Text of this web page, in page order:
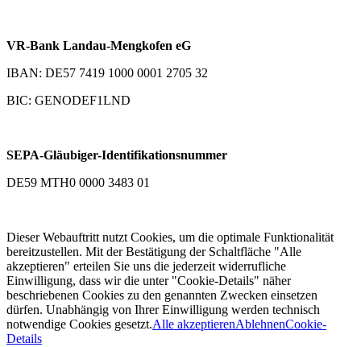
VR-Bank Landau-Mengkofen eG
IBAN: DE57 7419 1000 0001 2705 32
BIC: GENODEF1LND
SEPA-Gläubiger-Identifikationsnummer
DE59 MTH0 0000 3483 01
Dieser Webauftritt nutzt Cookies, um die optimale Funktionalität
bereitzustellen. Mit der Bestätigung der Schaltfläche "Alle
akzeptieren" erteilen Sie uns die jederzeit widerrufliche
Einwilligung, dass wir die unter "Cookie-Details" näher
beschriebenen Cookies zu den genannten Zwecken einsetzen
dürfen. Unabhängig von Ihrer Einwilligung werden technisch
notwendige Cookies gesetzt.Alle akzeptierenAblehnenCookie-
Details